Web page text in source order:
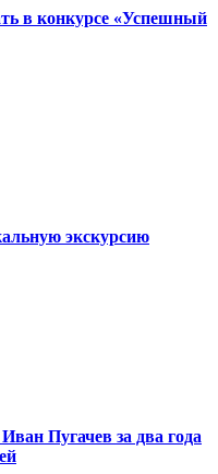
в конкурсе «Успешный
экскурсию
Пугачев за два года